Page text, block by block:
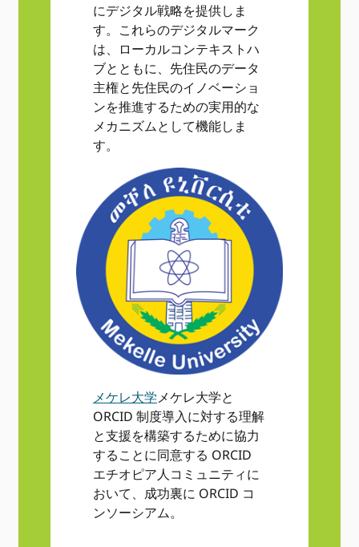
にデジタル戦略を提供しま
す。これらのデジタルマーク
は、ローカルコンテキストハ
ブとともに、先住民のデータ
主権と先住民のイノベーショ
ンを推進するための実用的な
メカニズムとして機能しま
す。
メケレ大学メケレ大学と
ORCID 制度導入に対する理解
と支援を構築するために協力
することに同意する ORCID
エチオピア人コミュニティに
おいて、成功裏に ORCID コ
ンソーシアム。